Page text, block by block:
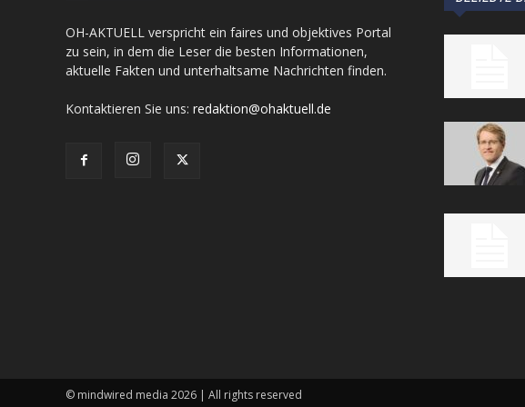
OH-AKTUELL verspricht ein faires und objektives Portal
zu sein, in dem die Leser die besten Informationen,
aktuelle Fakten und unterhaltsame Nachrichten finden.
Kontaktieren Sie uns: redaktion@ohaktuell.de
© mindwired media 2026 | All rights reserved